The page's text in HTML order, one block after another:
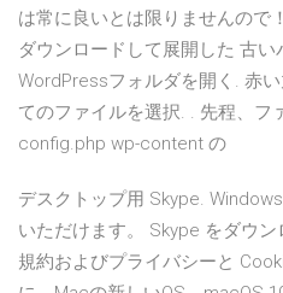
は常に良いとは限りませんので
ダウンロードして展開した 古い
WordPressフォルダを開く. 赤
てのファイルを選択. . 先程、フ
config.php wp-content の
デスクトップ用 Skype.
いただけます。 Skype をダウ
規約およびプライバシーと